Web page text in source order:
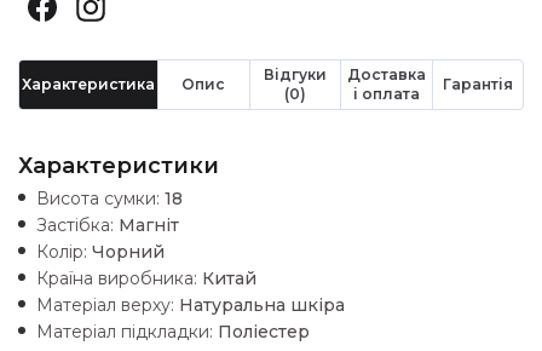
Характеристика Опис
Відгуки
(0)
Доставка
і оплата
Гарантія
Характеристики
Висота сумки: 18
Застібка: Магніт
Колір: Чорний
Країна виробника: Китай
Матеріал верху: Натуральна шкiра
Матеріал підкладки: Поліестер